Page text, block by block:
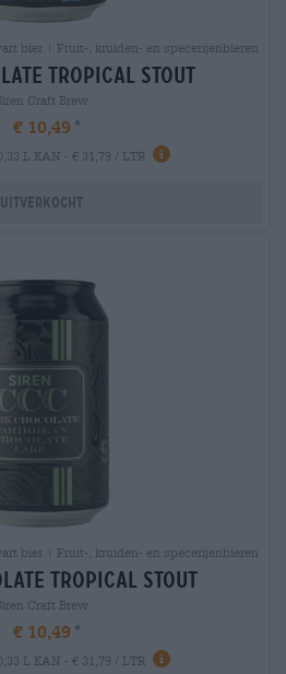
bier | Fruit-, kruiden- en specerijenbieren
tropical stout
Craft Brew
€ 10,49
L KAN - € 31,79 / LTR
Uitverkocht
bier | Fruit-, kruiden- en specerijenbieren
tropical stout
Craft Brew
€ 10,49
L KAN - € 31,79 / LTR